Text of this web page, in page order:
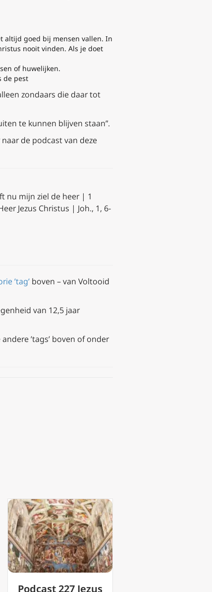
altijd goed bij mensen vallen. In
nooit vinden. Als je doet
of huwelijken.
de pest
zondaars die daar tot
te kunnen blijven staan”.
de podcastvan deze
nu mijn ziel de heer | 1
Jezus Christus | Joh., 1, 6-
’tag’ boven – van Voltooid
van 12,5 jaar
’tags’ boven of onder
Podcast 226 En